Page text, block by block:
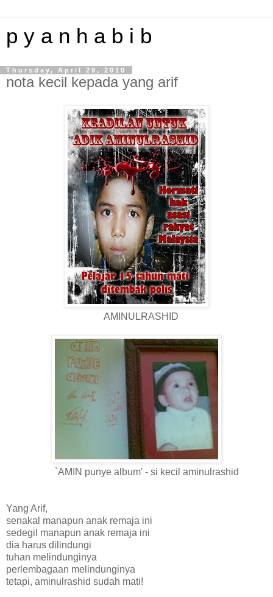
p y a n h a b i b
Thursday, April 29, 2010
nota kecil kepada yang arif
AMINULRASHID
`AMIN punye album' - si kecil aminulrashid
Yang Arif,
senakal manapun anak remaja ini
sedegil manapun anak remaja ini
dia harus dilindungi
tuhan melindunginya
perlembagaan melindunginya
tetapi, aminulrashid sudah mati!